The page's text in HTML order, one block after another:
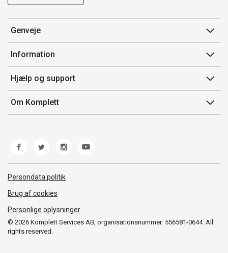
Genveje
Min side
Ordrehistorik
Gavekort
Information
Salgsbetingelser
Mærker/producent
Fortrydelsesret
Hjælp og support
Kontakt os
Kundeservice
Fejl/Mangler
Fragt og levering
Om Komplett
© 2026 Komplett Services AB, organisationsnummer: 556581-0644. All
rights reserved.
Persondata politik
Brug af cookies
Personlige oplysninger